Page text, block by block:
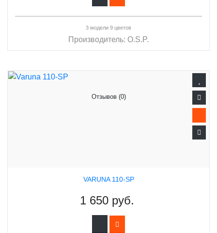
3 модели 9 цветов
Производитель: O.S.P.
Отзывов (0)
VARUNA 110-SP
1 650 руб.